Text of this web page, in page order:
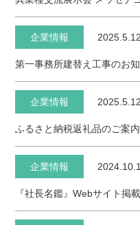
企業情報 2025.5.12
第一事務所建替え工事のお
企業情報 2025.5.12
ふるさと納税返礼品のご案内
企業情報
『社長名鑑』Webサイト掲載